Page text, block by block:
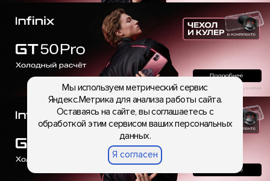
Мы используем метрический сервис
Яндекс.Метрика для анализа работы сайта.
Оставаясь на сайте, вы соглашаетесь с
обработкой этим сервисом ваших персональных
данных.
Я согласен